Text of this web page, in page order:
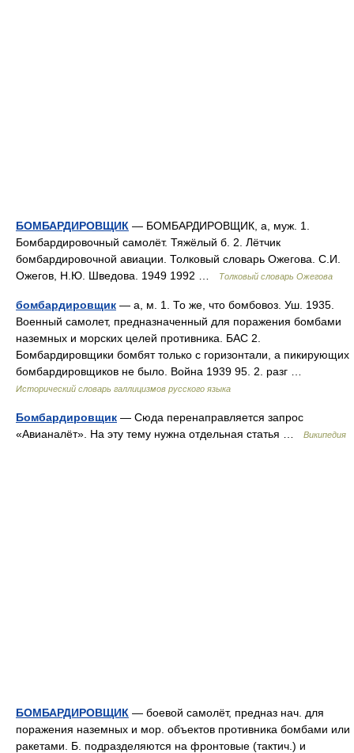
БОМБАРДИРОВЩИК — БОМБАРДИРОВЩИК, а, муж. 1.
Бомбардировочный самолёт. Тяжёлый б. 2. Лётчик
бомбардировочной авиации. Толковый словарь Ожегова. С.И.
Ожегов, Н.Ю. Шведова. 1949 1992 …
Толковый словарь Ожегова
бомбардировщик — а, м. 1. То же, что бомбовоз. Уш. 1935.
Военный самолет, предназначенный для поражения бомбами
наземных и морских целей противника. БАС 2.
Бомбардировщики бомбят только с горизонтали, а пикирующих
бомбардировщиков не было. Война 1939 95. 2. разг …
Исторический словарь галлицизмов русского языка
Бомбардировщик — Сюда перенаправляется запрос
«Авианалёт». На эту тему нужна отдельная статья …
Википедия
БОМБАРДИРОВЩИК — боевой самолёт, предназ нач. для
поражения наземных и мор. объектов противника бомбами или
ракетами. Б. подразделяются на фронтовые (тактич.) и